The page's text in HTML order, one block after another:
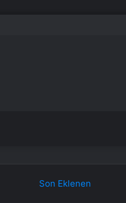
Son Eklenen